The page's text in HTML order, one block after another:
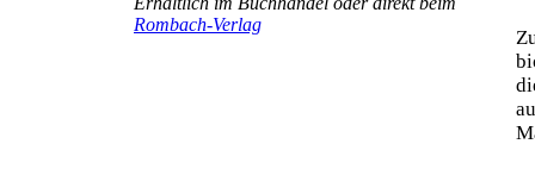
Rombach-Verlag